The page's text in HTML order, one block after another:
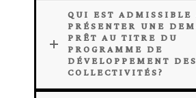
QUI EST ADMISSIBLE
PRÉSENTER UNE
PRÊT AU TITRE DU
PROGRAMME DE
DÉVELOPPEMENT DES
COLLECTIVITÉS?